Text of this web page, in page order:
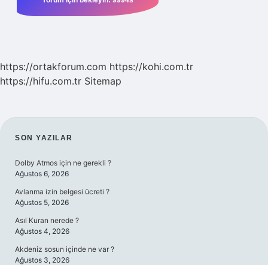
https://ortakforum.com https://kohi.com.tr
https://hifu.com.tr Sitemap
SIDEBAR
SON YAZILAR
Dolby Atmos için ne gerekli ?
Ağustos 6, 2026
Avlanma izin belgesi ücreti ?
Ağustos 5, 2026
Asıl Kuran nerede ?
Ağustos 4, 2026
Akdeniz sosun içinde ne var ?
Ağustos 3, 2026